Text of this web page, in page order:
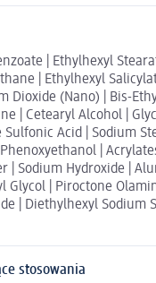
| Ethylhexyl
| Ethylhexyl
Dioxide (Nano) | Bis-
| Cetearyl Alcohol |
Acid | Sodium
|
| Sodium Hydroxide |
Glycol | Piroctone
| Diethylhexyl Sodium
stosowania